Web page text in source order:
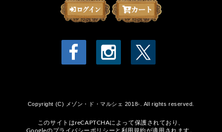
Copyright (C) メゾン・ド・マルシェ 2018-. All rights reserved.
このサイトはreCAPTCHAによって保護されており、
Googleのプライバシーポリシー と 利用規約が適用されます。